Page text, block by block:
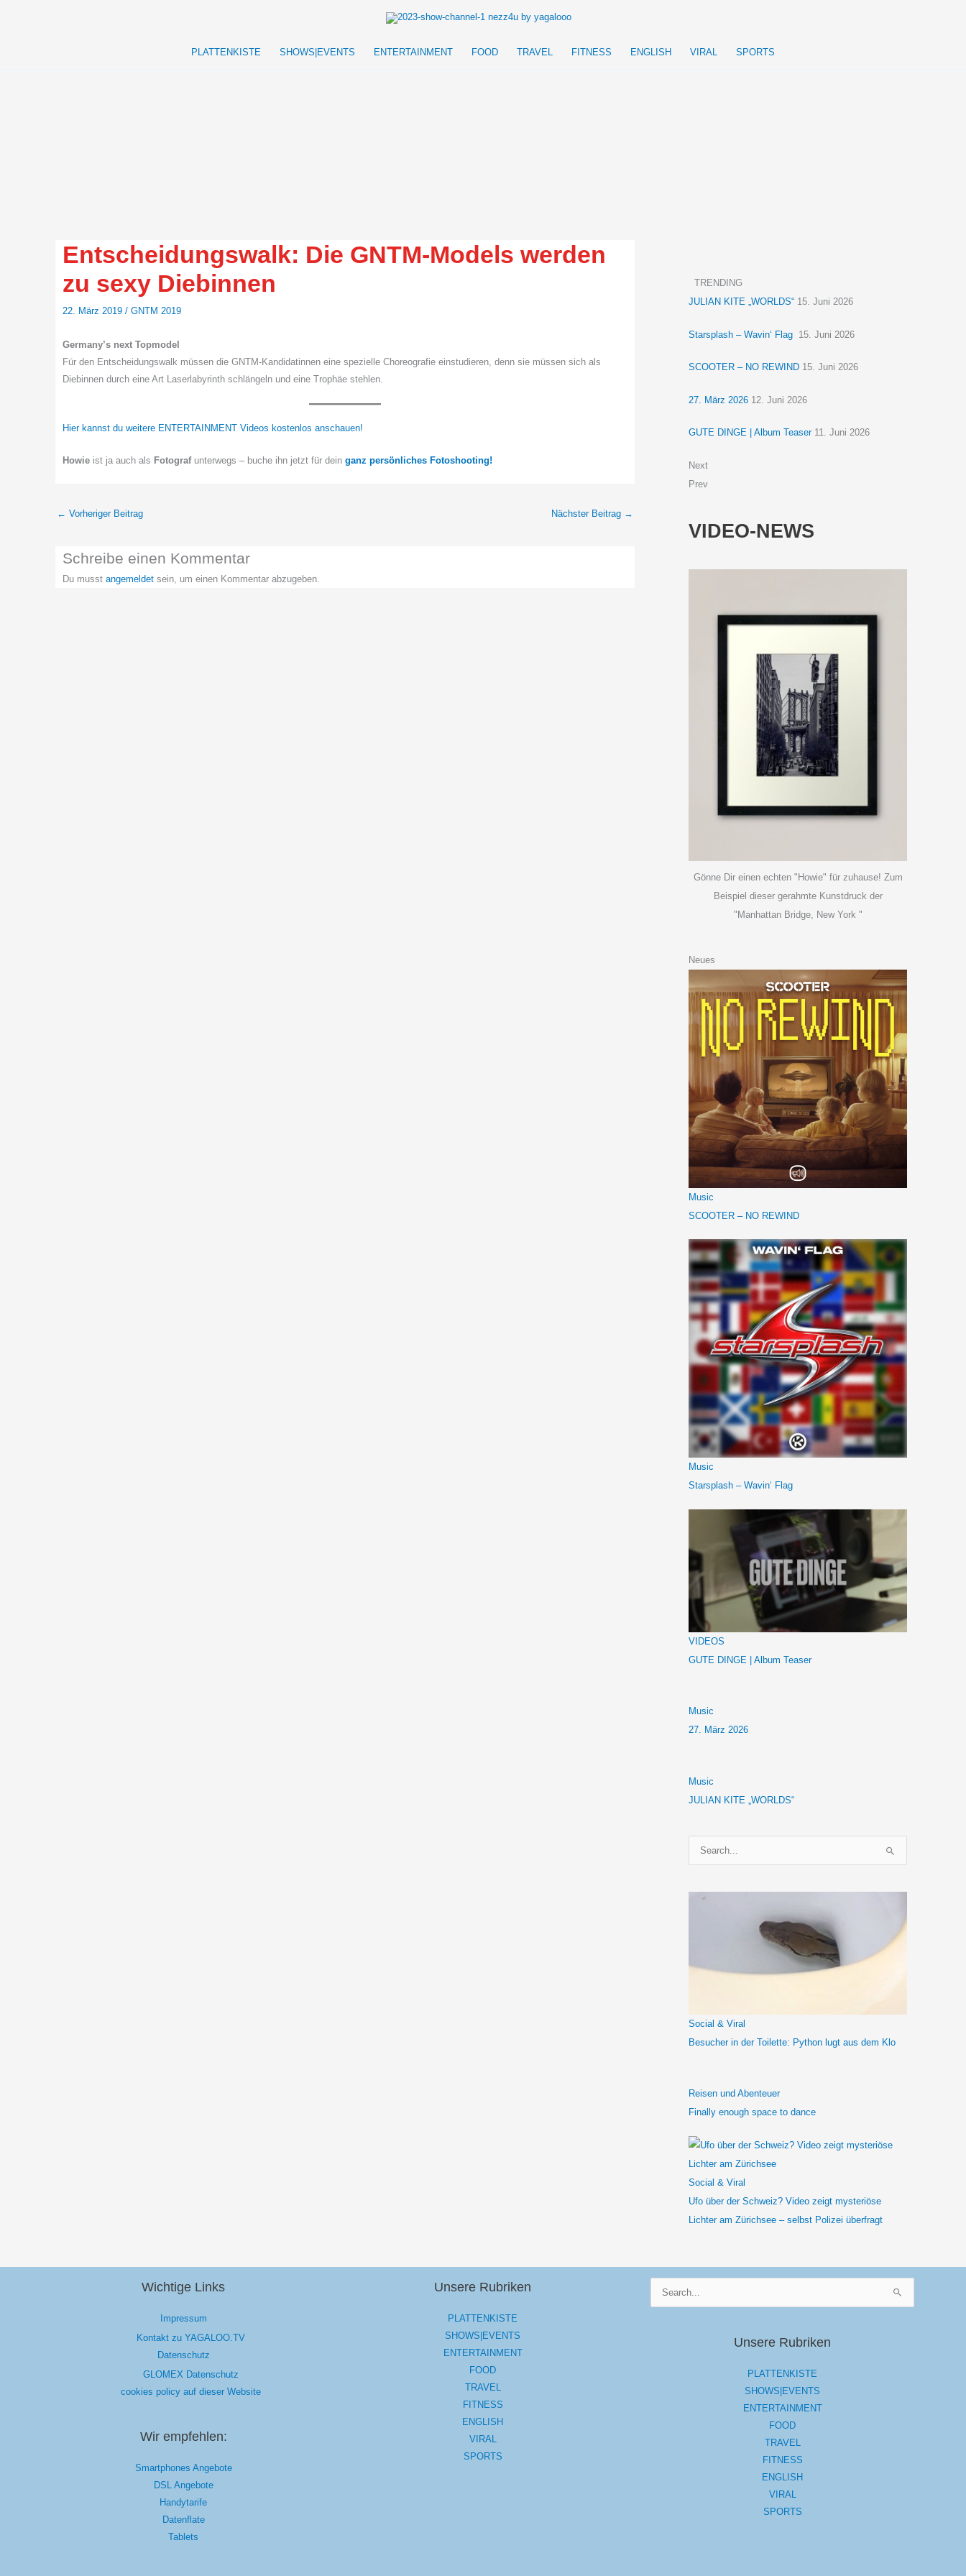
PLATTENKISTE
SHOWS|EVENTS ENTERTAINMENT FOOD TRAVEL FITNESS ENGLISH VIRAL SPORTS
Entscheidungswalk: Die GNTM-Models werden
zu sexy Diebinnen
22. März 2019 / GNTM 2019
Germany’s next Topmodel
Für den Entscheidungswalk müssen die GNTM-Kandidatinnen eine spezielle Choreografie einstudieren, denn sie müssen sich als
Diebinnen durch eine Art Laserlabyrinth schlängeln und eine Trophäe stehlen.
Hier kannst du weitere ENTERTAINMENT Videos kostenlos anschauen!
Howie ist ja auch als Fotografunterwegs – buche ihn jetzt für dein ganz persönliches Fotoshooting!
← Vorheriger Beitrag Nächster Beitrag →
Schreibe einen Kommentar
Du musst angemeldet sein, um einen Kommentar abzugeben.
TRENDING
JULIAN KITE „WORLDS“ 15. Juni 2026
Starsplash – Wavin‘ Flag 15. Juni 2026
SCOOTER – NO REWIND 15. Juni 2026
27. März 2026 12. Juni 2026
GUTE DINGE | Album Teaser 11. Juni 2026
Next
Prev
VIDEO-NEWS
Gönne Dir einen echten "Howie" für zuhause! Zum
Beispiel dieser gerahmte Kunstdruck der
"Manhattan Bridge, New York "
Neues
Music
SCOOTER – NO REWIND
Music
Starsplash – Wavin‘ Flag
VIDEOS
GUTE DINGE | Album Teaser
Music
27. März 2026
Music
JULIAN KITE „WORLDS“
u
h
Social & Viral
Besucher in der Toilette: Python lugt aus dem Klo
Reisen und Abenteuer
Finally enough space to dance
Social & Viral
Ufo über der Schweiz? Video zeigt mysteriöse
Lichter am Zürichsee – selbst Polizei überfragt
Wichtige Links
Impressum
Kontakt zu YAGALOO.TV
Datenschutz
GLOMEX Datenschutz
cookies policy auf dieser Website
Wir empfehlen:
Smartphones Angebote
DSL Angebote
Handytarife
Datenflate
Tablets
Unsere Rubriken
PLATTENKISTE
SHOWS|EVENTS
ENTERTAINMENT
FOOD
TRAVEL
FITNESS
ENGLISH
VIRAL
SPORTS
Unsere Rubriken
PLATTENKISTE
SHOWS|EVENTS
ENTERTAINMENT
FOOD
TRAVEL
FITNESS
ENGLISH
VIRAL
SPORTS